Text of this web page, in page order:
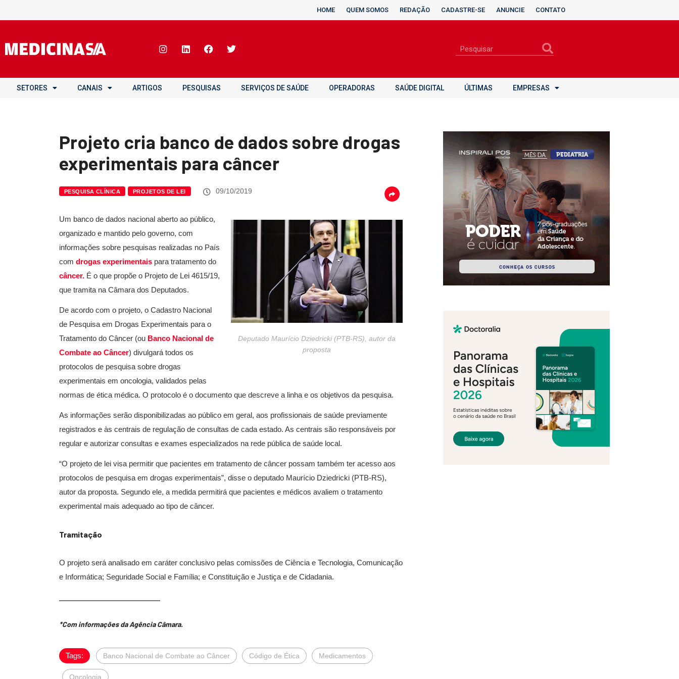
HOME QUEM SOMOS REDAÇÃO CADASTRE-SE ANUNCIE CONTATO
SETORES CANAIS ARTIGOS PESQUISAS SERVIÇOS DE SAÚDE OPERADORAS SAÚDE DIGITAL ÚLTIMAS EMPRESAS
Projeto cria banco de dados sobre drogas
experimentais para câncer
PESQUISA CLÍNICA PROJETOS DE LEI 09/10/2019
Deputado Maurício Dziedricki (PTB-RS), autor da
proposta
Um banco de dados nacional aberto ao público,
organizado e mantido pelo governo, com
informações sobre pesquisas realizadas no País
com drogas experimentais para tratamento do
câncer. É o que propõe o Projeto de Lei 4615/19,
que tramita na Câmara dos Deputados.
De acordo com o projeto, o Cadastro Nacional
de Pesquisa em Drogas Experimentais para o
Tratamento do Câncer (ou Banco Nacional de
Combate ao Câncer) divulgará todos os
protocolos de pesquisa sobre drogas
experimentais em oncologia, validados pelas
normas de ética médica. O protocolo é o documento que descreve a linha e os objetivos da pesquisa.
As informações serão disponibilizadas ao público em geral, aos profissionais de saúde previamente
registrados e às centrais de regulação de consultas de cada estado. As centrais são responsáveis por
regular e autorizar consultas e exames especializados na rede pública de saúde local.
“O projeto de lei visa permitir que pacientes em tratamento de câncer possam também ter acesso aos
protocolos de pesquisa em drogas experimentais”, disse o deputado Maurício Dziedricki (PTB-RS),
autor da proposta. Segundo ele, a medida permitirá que pacientes e médicos avaliem o tratamento
experimental mais adequado ao tipo de câncer.
Tramitação
O projeto será analisado em caráter conclusivo pelas comissões de Ciência e Tecnologia, Comunicação
e Informática; Seguridade Social e Família; e Constituição e Justiça e de Cidadania.
*Com informações da Agência Câmara.
Tags: Banco Nacional de Combate ao Câncer Código de Ética Medicamentos
Oncologia